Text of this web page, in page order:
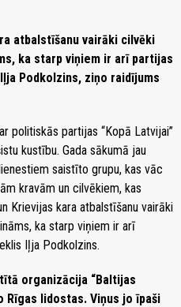
atbalstīšanu vairāki cilvēki
ka starp viņiem ir arī partijas
Podkolzins, ziņo raidījums
politiskās partijas “Kopā Latvijai”
kustību. Gada sākumā jau
saistīto grupu, kas vāc
kravām un cilvēkiem, kas
Krievijas kara atbalstīšanu vairāki
ka starp viņiem ir arī
Iļja Podkolzins.
organizācija “Baltijas
Rīgas lidostas. Viņus jo īpaši